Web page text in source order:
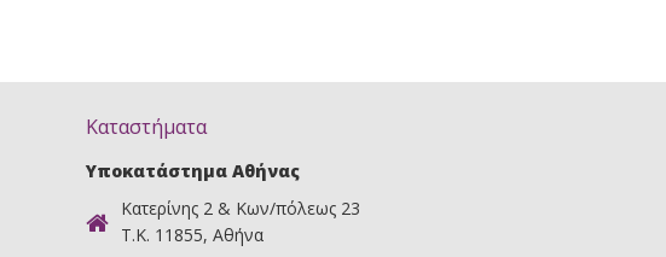
Καταστήματα
Υποκατάστημα Αθήνας
Κατερίνης 2 & Κων/πόλεως 23
Τ.Κ. 11855, Αθήνα